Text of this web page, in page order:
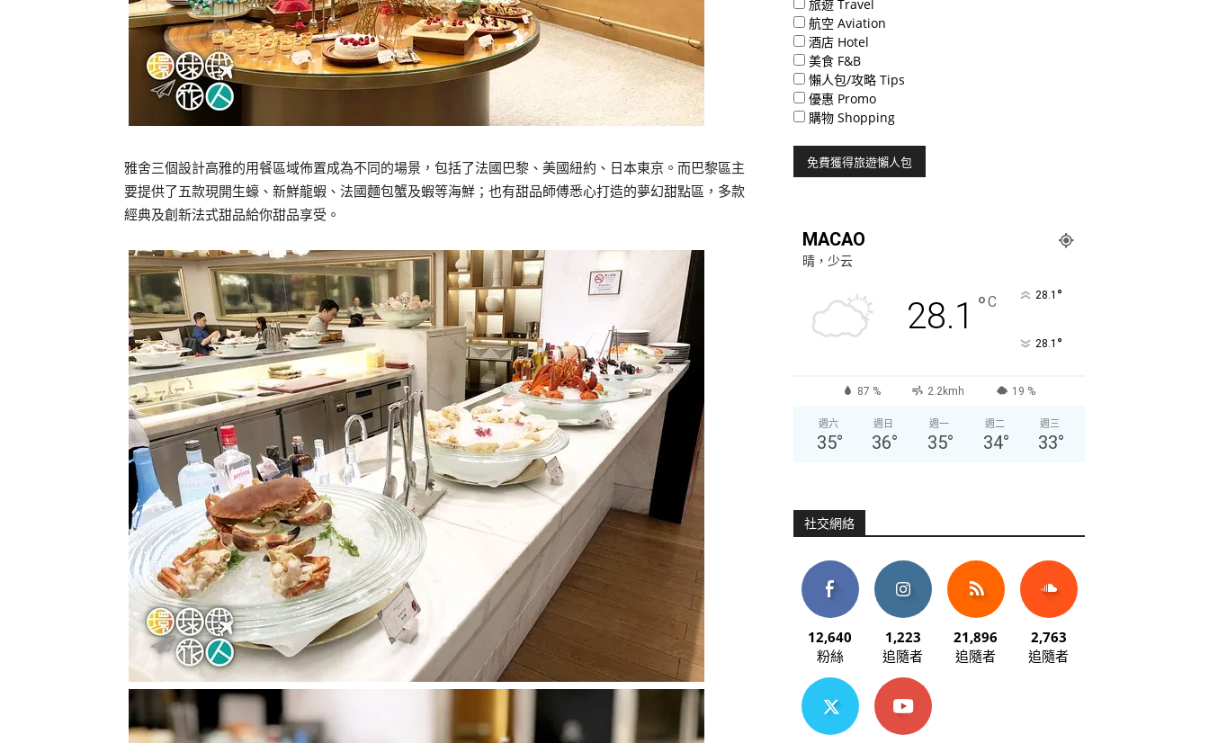
雅舍三個設計高雅的用餐區域佈置成為不同的場景，包括了法國巴黎、美國紐約、日本東京。而巴黎區主
要提供了五款現開生蠔、新鮮龍蝦、法國麵包蟹及蝦等海鮮；也有甜品師傅悉心打造的夢幻甜點區，多款
經典及創新法式甜品給你甜品享受。
旅遊 Travel
航空 Aviation
酒店 Hotel
美食 F&B
懶人包/攻略 Tips
優惠 Promo
購物 Shopping
MACAO
晴，少云
28.1 °C 28.1 °
28.1 °
87 % 2.2kmh 19 %
週六
35°
週日
36°
週一
35°
週二
34°
週三
33°
社交網絡
12,640
粉絲
1,223
追隨者
21,896
追隨者
2,763
追隨者